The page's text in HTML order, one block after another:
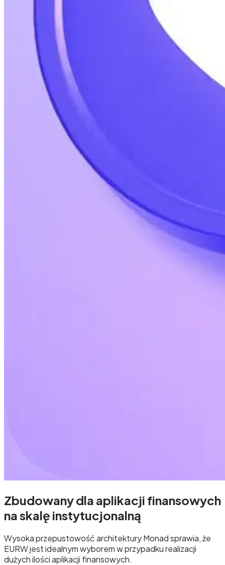
Zbudowany dla aplikacji finansowych
na skalę instytucjonalną
Wysoka przepustowość architektury Monad sprawia, że ​​
EURW jest idealnym wyborem w przypadku realizacji
dużych ilości aplikacji finansowych.